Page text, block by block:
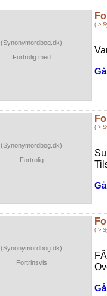
(Synonymordbog.dk)
Fortrolig med
( >
(Synonymordbog.dk)
Fortrolig
( >
(Synonymordbog.dk)
Fortrinsvis
( >